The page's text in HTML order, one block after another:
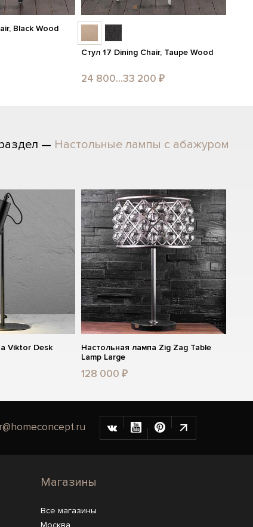
Black Wood
Стул 17 Dining Chair, Taupe Wood
24 800...33 200 ₽
— Настольные лампы с абажуром
Viktor Desk
Настольная лампа Zig Zag Table
Lamp Large
128 000 ₽
Магазины
Все магазины